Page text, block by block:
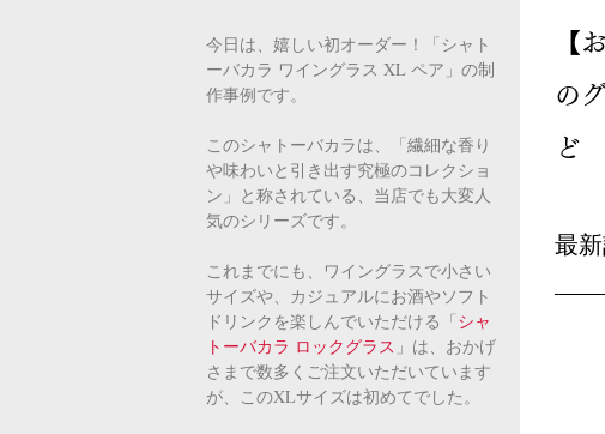
今日は、嬉しい初オーダー！「シャト
ーバカラ ワイングラス XL ペア」の制
作事例です。
このシャトーバカラは、「繊細な香り
や味わいと引き出す究極のコレクショ
ン」と称されている、当店でも大変人
気のシリーズです。
これまでにも、ワイングラスで小さい
サイズや、カジュアルにお酒やソフト
ドリンクを楽しんでいただける「シャ
トーバカラ ロックグラス 」は、おかげ
さまで数多くご注文いただいています
が、このXLサイズは初めてでした。
【
の
ど
最